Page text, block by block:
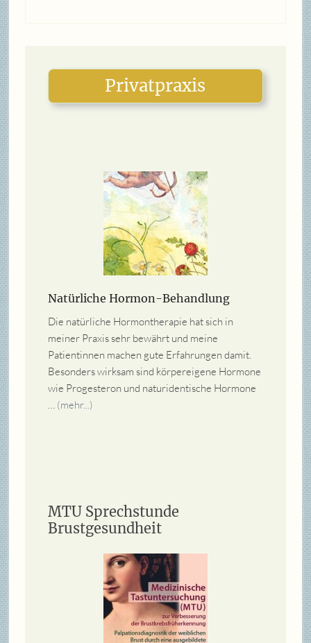
Privatpraxis
Natürliche Hormon-Behandlung
Die natürliche Hormontherapie hat sich in
meiner Praxis sehr bewährt und meine
Patientinnen machen gute Erfahrungen damit.
Besonders wirksam sind körpereigene Hormone
wie Progesteron und naturidentische Hormone
… (mehr...)
MTU Sprechstunde
Brustgesundheit